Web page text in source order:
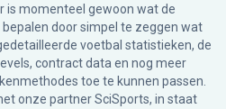
is momenteel gewoon wat de
door simpel te zeggen wat
voetbal statistieken, de
contract data en nog meer
toe te kunnen passen.
onze partner SciSports, in staat